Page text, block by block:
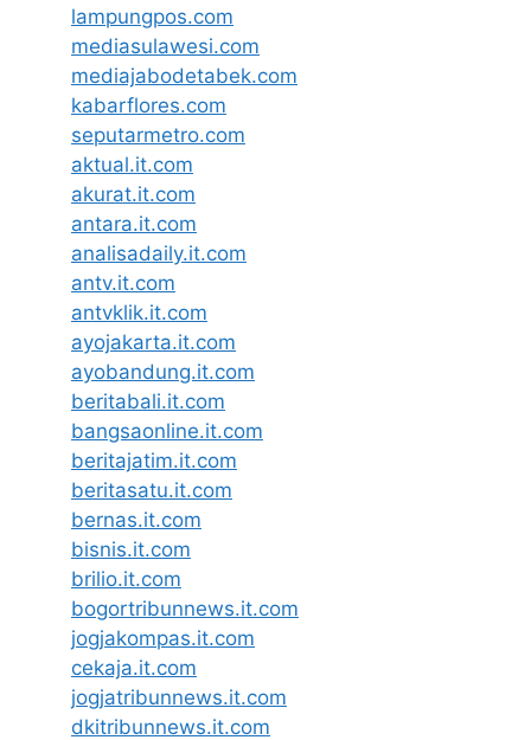
lampungpos.com
mediasulawesi.com
mediajabodetabek.com
kabarflores.com
seputarmetro.com
aktual.it.com
akurat.it.com
antara.it.com
analisadaily.it.com
antv.it.com
antvklik.it.com
ayojakarta.it.com
ayobandung.it.com
beritabali.it.com
bangsaonline.it.com
beritajatim.it.com
beritasatu.it.com
bernas.it.com
bisnis.it.com
brilio.it.com
bogortribunnews.it.com
jogjakompas.it.com
cekaja.it.com
jogjatribunnews.it.com
dkitribunnews.it.com